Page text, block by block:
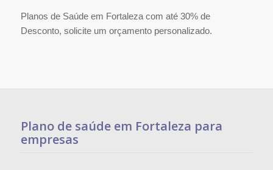
Planos de Saúde em Fortaleza com até 30% de
Desconto, solicite um orçamento personalizado.
Plano de saúde em Fortaleza para
empresas